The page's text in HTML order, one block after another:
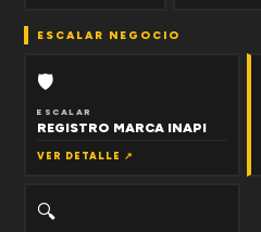
ESCALAR NEGOCIO
🛡
ESCALAR
REGISTRO MARCA INAPI
VER DETALLE ↗
🔍